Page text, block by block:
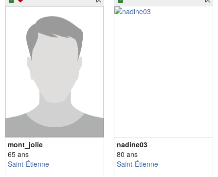
mont_jolie
65 ans
Saint-Étienne
nadine03
80 ans
Saint-Étienne